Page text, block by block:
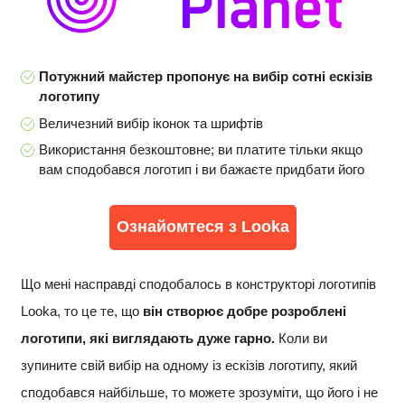
Потужний майстер пропонує на вибір сотні ескізів
логотипу
Величезний вибір іконок та шрифтів
Використання безкоштовне; ви платите тільки якщо
вам сподобався логотип і ви бажаєте придбати його
Ознайомтеся з Looka
Що мені насправді сподобалось в конструкторі логотипів
Looka, то це те, що він створює добре розроблені
логотипи, які виглядають дуже гарно. Коли ви
зупините свій вибір на одному із ескізів логотипу, який
сподобався найбільше, то можете зрозуміти, що його і не